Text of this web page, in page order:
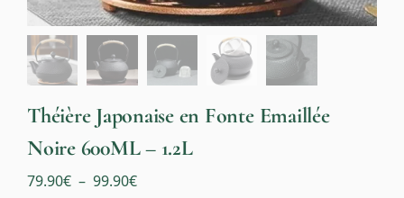
Théière Japonaise en Fonte Emaillée
Noire 600ML – 1.2L
79.90€ – 99.90€